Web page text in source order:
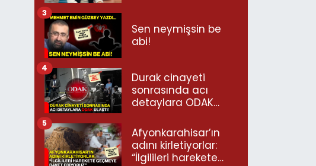
Sen neymişsin be
abi!
3
Durak cinayeti
sonrasında acı
detaylara ODAK
4
Afyonkarahisar’ın
adını kirletiyorlar:
“İlgilileri harekete
5